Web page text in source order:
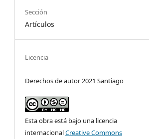
Sección
Artículos
Licencia
Derechos de autor 2021 Santiago
Esta obra está bajo una licencia
internacionalCreative Commons